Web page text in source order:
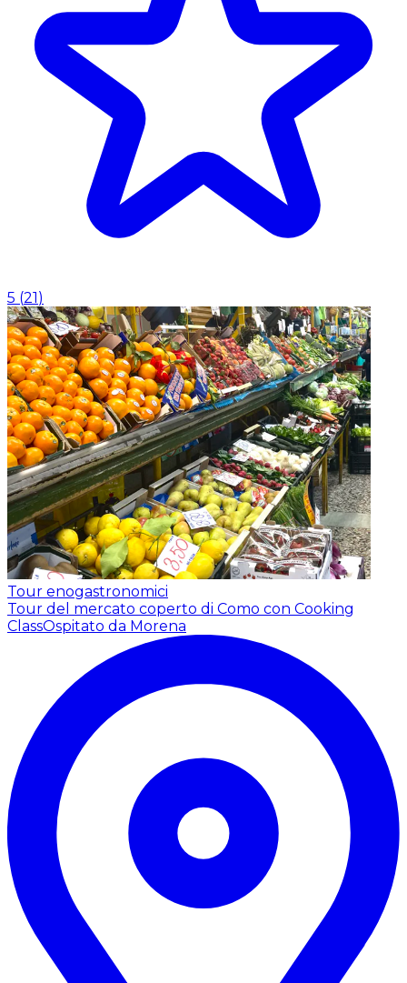
5 (21)
Tour enogastronomici
Tour del mercato coperto di Como con Cooking
ClassOspitato da Morena